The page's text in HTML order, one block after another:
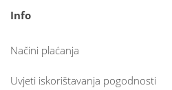
Info
Načini plaćanja
Uvjeti iskorištavanja pogodnosti